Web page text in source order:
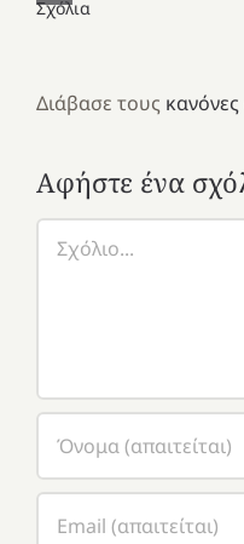
Σχόλια
Διάβασε τους
Αφήστε ένα